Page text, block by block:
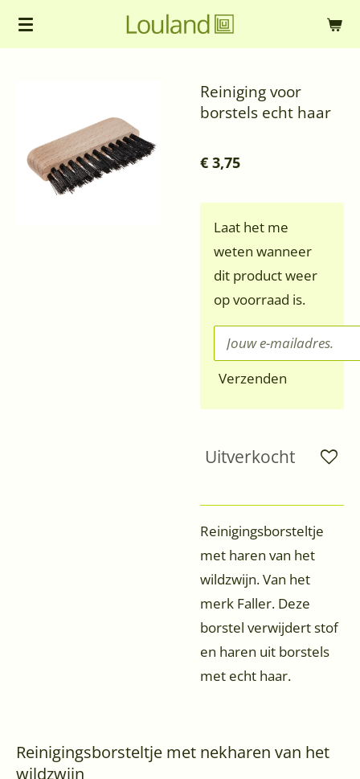
Ga
Reiniging voor
borstels echt haar
€ 3,75
Laat het me
weten wanneer
dit product weer
op voorraad is.
Verzenden
Uitverkocht
Reinigingsborsteltje
met haren van het
wildzwijn. Van het
merk Faller. Deze
borstel verwijdert stof
en haren uit borstels
met echt haar.
Reinigingsborsteltje met nekharen van het
wildzwijn